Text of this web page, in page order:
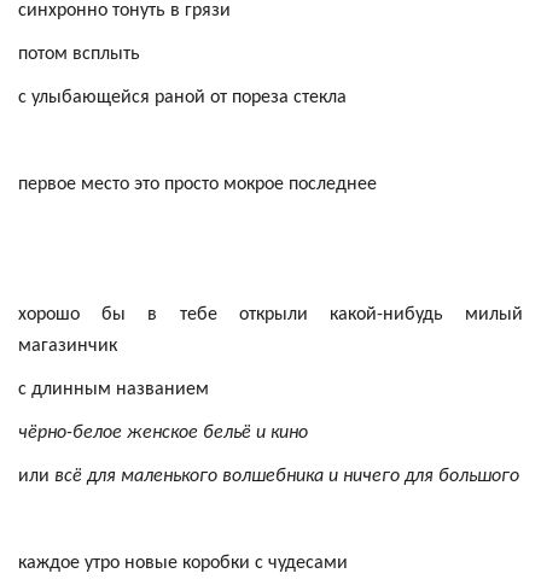
синхронно тонуть в грязи
потом всплыть
с улыбающейся раной от пореза стекла
первое место это просто мокрое последнее
хорошо бы в тебе открыли какой-нибудь милый
магазинчик
с длинным названием
чёрно-белое женское бельё и кино
или всё для маленького волшебника и ничего для большого
каждое утро новые коробки с чудесами